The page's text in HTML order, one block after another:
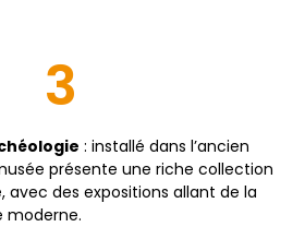
3
: installé dans l’ancien
présente une riche collection
avec des expositions allant de la
moderne.